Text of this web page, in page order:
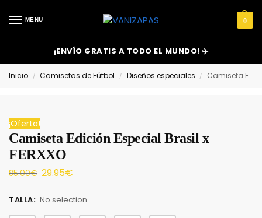
MENU 0
¡ENVÍO GRATIS A TODO EL MUNDO! ✈️
Inicio / Camisetas de Fútbol / Diseños especiales / Camiseta Edición Especial Brasil x FERXXO
¡Oferta!
Camiseta Edición Especial Brasil x
FERXXO
85.00€ 29.95€
TALLA: No selection